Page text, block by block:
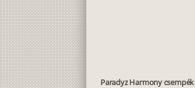
Paradyz Harmony csempék